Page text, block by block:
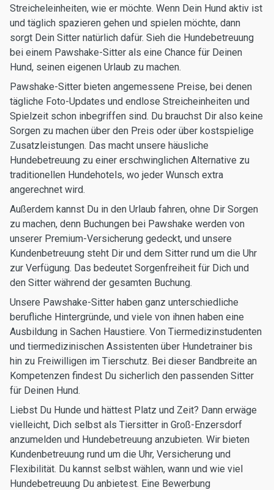
Streicheleinheiten, wie er möchte. Wenn Dein Hund aktiv ist
und täglich spazieren gehen und spielen möchte, dann
sorgt Dein Sitter natürlich dafür. Sieh die Hundebetreuung
bei einem Pawshake-Sitter als eine Chance für Deinen
Hund, seinen eigenen Urlaub zu machen.
Pawshake-Sitter bieten angemessene Preise, bei denen
tägliche Foto-Updates und endlose Streicheinheiten und
Spielzeit schon inbegriffen sind. Du brauchst Dir also keine
Sorgen zu machen über den Preis oder über kostspielige
Zusatzleistungen. Das macht unsere häusliche
Hundebetreuung zu einer erschwinglichen Alternative zu
traditionellen Hundehotels, wo jeder Wunsch extra
angerechnet wird.
Außerdem kannst Du in den Urlaub fahren, ohne Dir Sorgen
zu machen, denn Buchungen bei Pawshake werden von
unserer Premium-Versicherung gedeckt, und unsere
Kundenbetreuung steht Dir und dem Sitter rund um die Uhr
zur Verfügung. Das bedeutet Sorgenfreiheit für Dich und
den Sitter während der gesamten Buchung.
Unsere Pawshake-Sitter haben ganz unterschiedliche
berufliche Hintergründe, und viele von ihnen haben eine
Ausbildung in Sachen Haustiere. Von Tiermedizinstudenten
und tiermedizinischen Assistenten über Hundetrainer bis
hin zu Freiwilligen im Tierschutz. Bei dieser Bandbreite an
Kompetenzen findest Du sicherlich den passenden Sitter
für Deinen Hund.
Liebst Du Hunde und hättest Platz und Zeit? Dann erwäge
vielleicht, Dich selbst als Tiersitter in Groß-Enzersdorf
anzumelden und Hundebetreuung anzubieten. Wir bieten
Kundenbetreuung rund um die Uhr, Versicherung und
Flexibilität. Du kannst selbst wählen, wann und wie viel
Hundebetreuung Du anbietest. Eine Bewerbung